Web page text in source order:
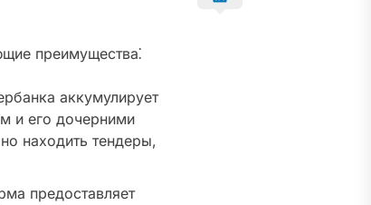
преимущества⁚
аккумулирует
и его дочерними
находить тендеры,
предоставляет